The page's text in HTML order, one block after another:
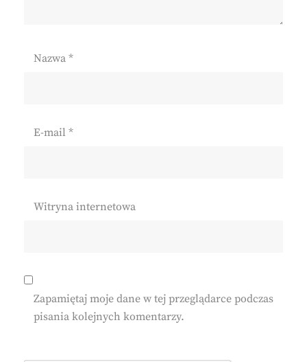
Nazwa *
E-mail *
Witryna internetowa
Zapamiętaj moje dane w tej przeglądarce podczas
pisania kolejnych komentarzy.